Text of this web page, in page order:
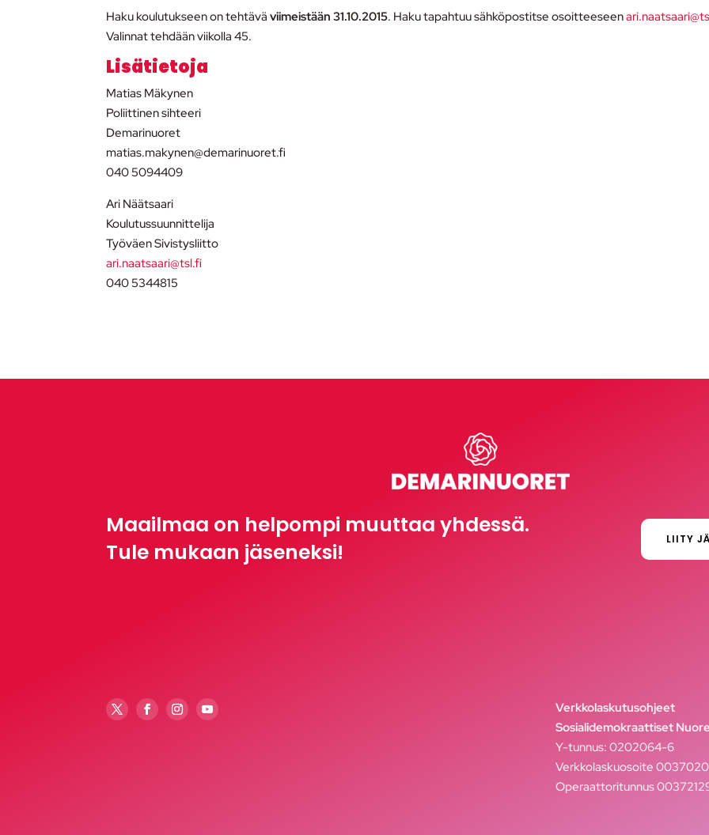
Haku koulutukseen on tehtäväviimeistään 31.10.2015. Haku tapahtuu sähköpostitse osoitteeseen
Valinnat tehdään viikolla 45.
Lisätietoja
Matias Mäkynen
Poliittinen sihteeri
Demarinuoret
matias.makynen@demarinuoret.fi
040 5094409
Ari Näätsaari
Koulutussuunnittelija
Työväen Sivistysliitto
ari.naatsaari@tsl.fi
040 5344815
Maailmaa on helpompi muuttaa yhdessä.
Tule mukaan jäseneksi!
LIITY
Verkkolaskutusohjeet
Sosialidemokraattiset
Y-tunnus: 0202064-6
Verkkolaskuosoite
Operaattoritunnus